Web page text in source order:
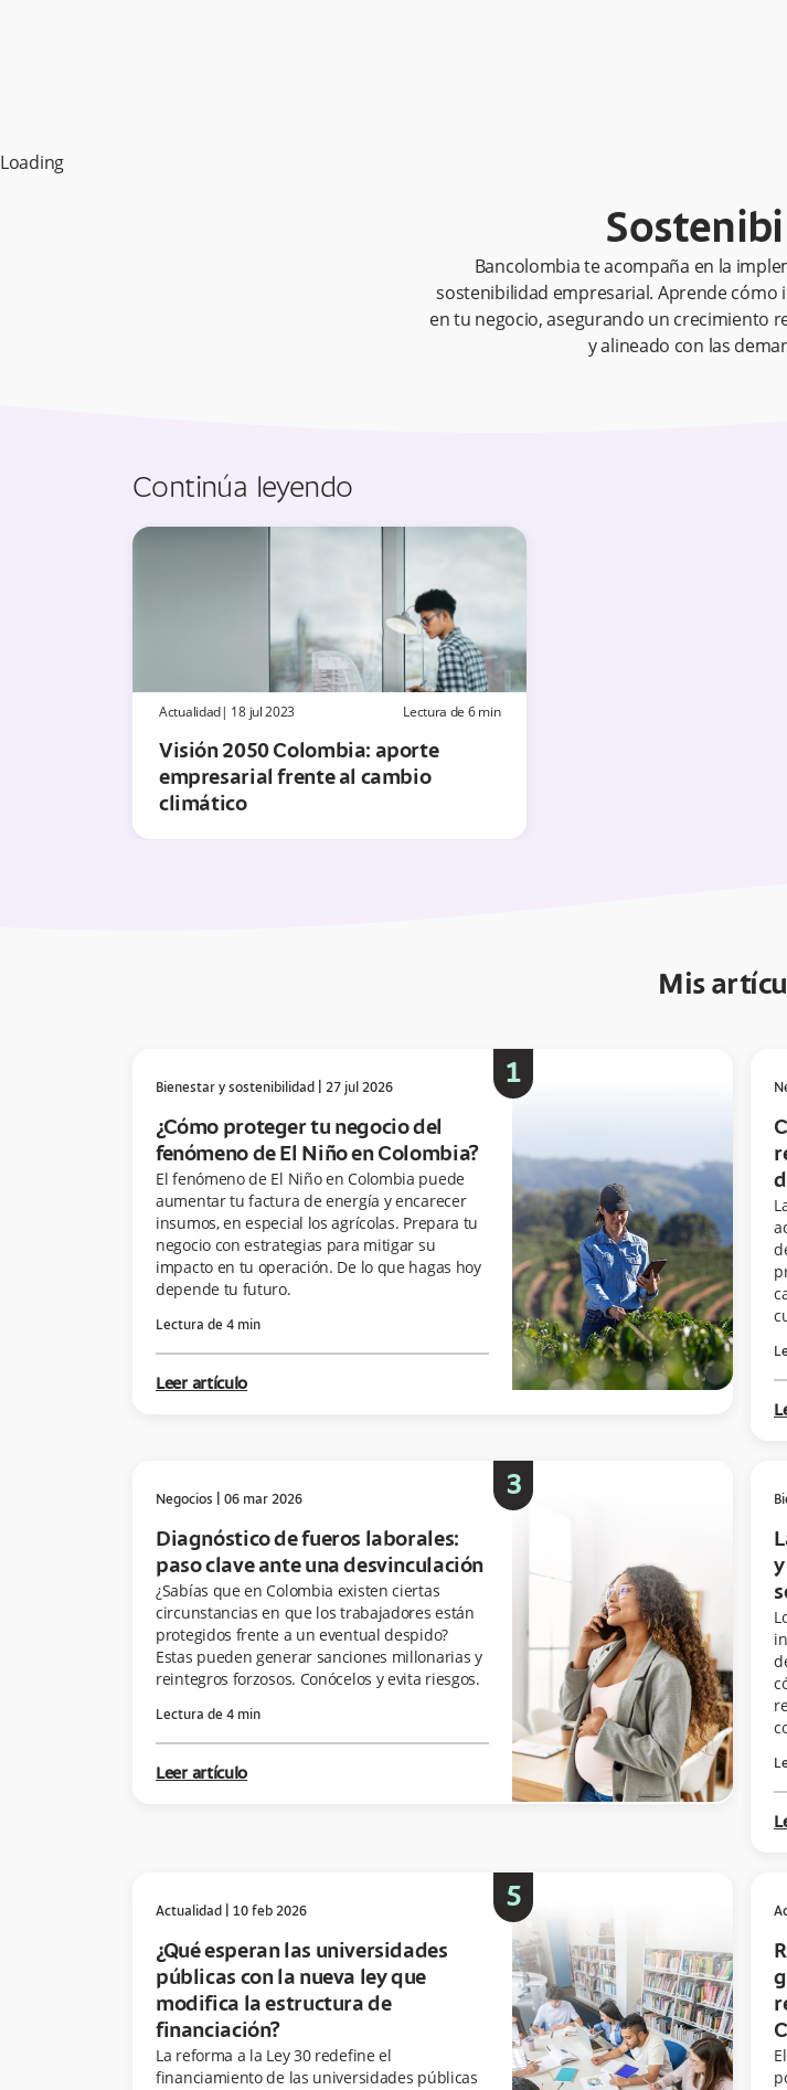
Loading
Bancolombia te acompaña en la
sostenibilidad empresarial. Aprende cómo
en tu negocio, asegurando un crecimiento
y alineado con las
Continúa leyendo
Actualidad| 18 jul 2023 Lectura de 6min
Visión 2050 Colombia: aporte
empresarial frente al cambio
climático
Mis
Bienestar y sostenibilidad 27 jul 2026
¿Cómo proteger tu negocio del
fenómeno de El Niño en Colombia?
El fenómeno de El Niño en Colombia puede
aumentar tu factura de energía y encarecer
insumos, en especial los agrícolas. Prepara tu
negocio con estrategias para mitigar su
impacto en tu operación. De lo que hagas hoy
depende tu futuro.
Lectura de 4 min
Leer artículo
1
Negocios 06 mar 2026
Diagnóstico de fueros laborales:
paso clave ante una desvinculación
¿Sabías que en Colombia existen ciertas
circunstancias en que los trabajadores están
protegidos frente a un eventual despido?
Estas pueden generar sanciones millonarias y
reintegros forzosos. Conócelos y evita riesgos.
Lectura de 4 min
Leer artículo
3
Actualidad 10 feb 2026
¿Qué esperan las universidades
públicas con la nueva ley que
modifica la estructura de
financiación?
La reforma a la Ley 30 redefine el
financiamiento de las universidades públicas
5